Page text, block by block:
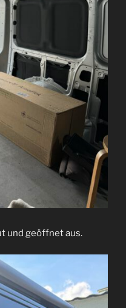
und geöffnet aus.